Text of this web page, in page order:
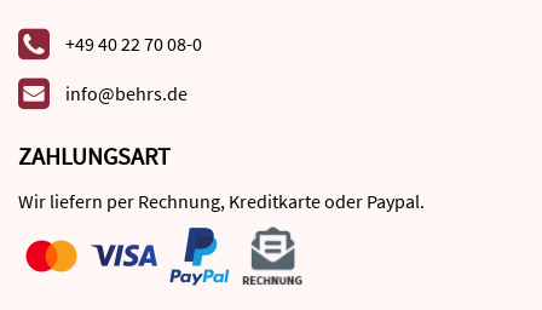
+49 40 22 70 08-0
info@behrs.de
ZAHLUNGSART
Wir liefern per Rechnung, Kreditkarte oder Paypal.